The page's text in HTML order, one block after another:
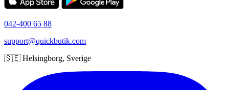
042-400 65 88
support@quickbutik.com
🇸🇪 Helsingborg, Sverige